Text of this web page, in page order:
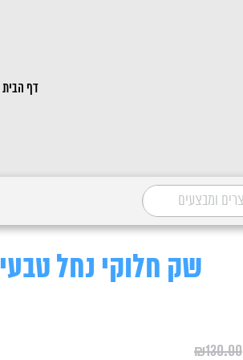
דף הבית
שק חלוקי נחל טבעי 1-0.5 ס"מ 25 ליטר
₪130.00